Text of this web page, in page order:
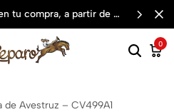
a partir de $3,000 mxn
0
Avestruz – CV499A1